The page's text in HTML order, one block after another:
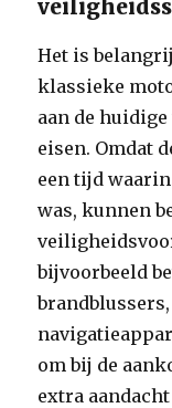
Het is
klassieke
aan de
eisen. Omdat
een tijd
was, kunnen
bijvoorbeeld
om bij de
extra